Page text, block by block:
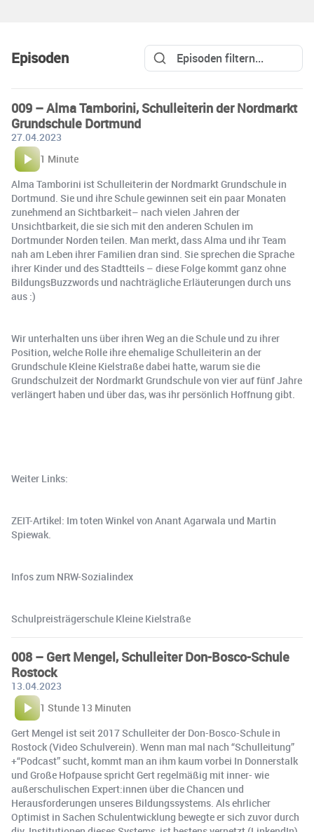
Episoden
009 – Alma Tamborini, Schulleiterin der Nordmarkt
Grundschule Dortmund
27.04.2023
1 Minute
Alma Tamborini ist Schulleiterin der Nordmarkt Grundschule in
Dortmund. Sie und ihre Schule gewinnen seit ein paar Monaten
zunehmend an Sichtbarkeit– nach vielen Jahren der
Unsichtbarkeit, die sie sich mit den anderen Schulen im
Dortmunder Norden teilen. Man merkt, dass Alma und ihr Team
nah am Leben ihrer Familien dran sind. Sie sprechen die Sprache
ihrer Kinder und des Stadtteils – diese Folge kommt ganz ohne
BildungsBuzzwords und nachträgliche Erläuterungen durch uns
aus :)
Wir unterhalten uns über ihren Weg an die Schule und zu ihrer
Position, welche Rolle ihre ehemalige Schulleiterin an der
Grundschule Kleine Kielstraße dabei hatte, warum sie die
Grundschulzeit der Nordmarkt Grundschule von vier auf fünf Jahre
verlängert haben und über das, was ihr persönlich Hoffnung gibt.
Weiter Links:
ZEIT-Artikel: Im toten Winkel von Anant Agarwala und Martin
Spiewak.
Infos zum NRW-Sozialindex ⁠⁠
Schulpreisträgerschule Kleine Kielstraße
008 – Gert Mengel, Schulleiter Don-Bosco-Schule
Rostock
13.04.2023
1 Stunde 13 Minuten
Gert Mengel ist seit 2017 Schulleiter der Don-Bosco-Schule in
Rostock (Video Schulverein). Wenn man mal nach “Schulleitung”
+“Podcast” sucht, kommt man an ihm kaum vorbei In Donnerstalk
und Große Hofpause spricht Gert regelmäßig mit inner- wie
außerschulischen Expert:innen über die Chancen und
Herausforderungen unseres Bildungssystems. Als ehrlicher
Optimist in Sachen Schulentwicklung bewegte er sich zuvor durch